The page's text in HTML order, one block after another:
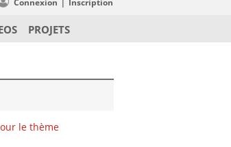
Connexion Inscription
PROJETS
le thème